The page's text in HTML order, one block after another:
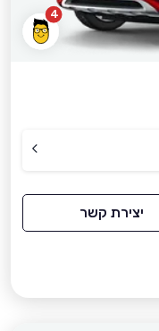
4
יצירת קשר